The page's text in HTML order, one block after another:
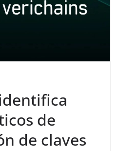
de
de claves